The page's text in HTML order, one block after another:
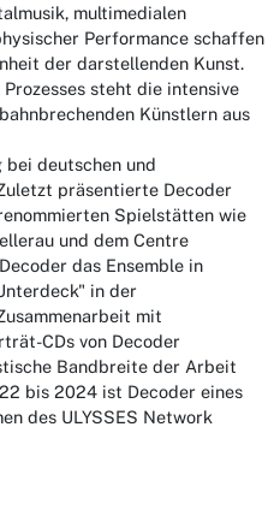
multimedialen
Performance schaffen
der darstellenden Kunst.
steht die intensive
Künstlern aus
deutschen und
präsentierte Decoder
Spielstätten wie
und dem Centre
das Ensemble in
in der
mit
CDs von Decoder
Bandbreite der Arbeit
bis 2024 ist Decoder eines
des ULYSSES Network